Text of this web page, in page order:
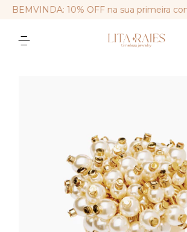
BEMVINDA: 10% OFF na sua primeira